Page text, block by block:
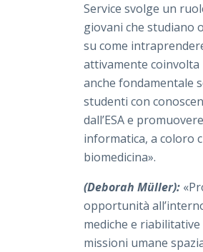
Service svolge un
giovani che studiano
su come
attivamente coinvolta
anche fondamentale
studenti con
dall’ESA e
informatica, a coloro
biomedicina».
(Deborah Müller):
opportunità
mediche e
missioni umane